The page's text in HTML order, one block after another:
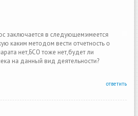
заключается в следующем:имеется
каким методом вести отчетность о
нет,БСО тоже нет,будет ли
на данный вид деятельности?
ответить